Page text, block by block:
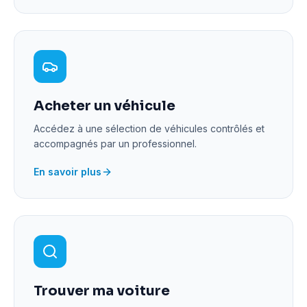
Acheter un véhicule
Accédez à une sélection de véhicules contrôlés et
accompagnés par un professionnel.
En savoir plus
Trouver ma voiture